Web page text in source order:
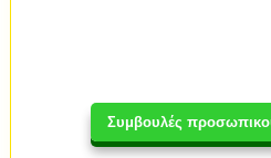
Συμβουλές